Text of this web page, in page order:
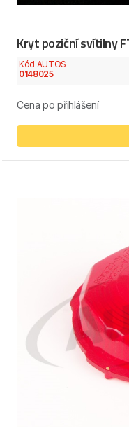
Kryt poziční svítilny
Kód AUTOS
0148025
Cena po přihlášení